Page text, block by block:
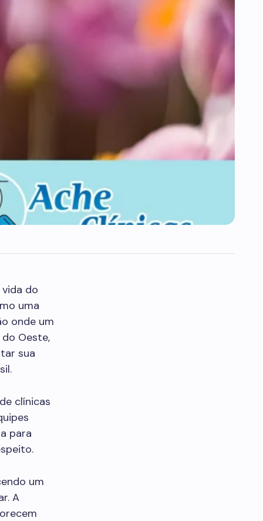
do
uma
onde um
Oeste,
sua
clínicas
para
um
A